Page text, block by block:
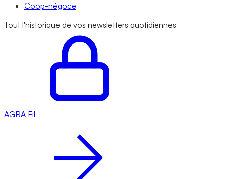
Coop-négoce
Tout l'historique de vos newsletters quotidiennes
AGRA Fil